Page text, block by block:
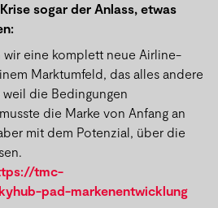
sogar der Anlass, etwas
wir eine komplett neue Airline-
Marktumfeld, das alles andere
die Bedingungen
die Marke von Anfang an
mit dem Potenzial, über die
tmc-
pad-markenentwicklung